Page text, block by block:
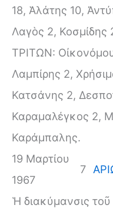
18, Ἁλάτης 10,
Λαγὸς 2,
ΤΡΙΤΩΝ:
Λαμπίρης 2,
Κατσάνης 2,
Καραμαλέγκος 2,
Καράμπαλης.
19 Μαρτίου
1967
7
Ἡ διακύμανσις